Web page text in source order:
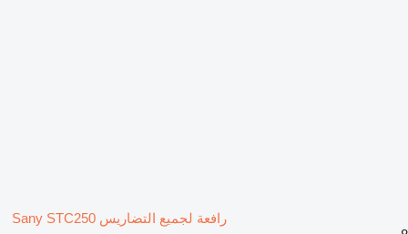
رافعة لجميع التضاريس Sany STC250